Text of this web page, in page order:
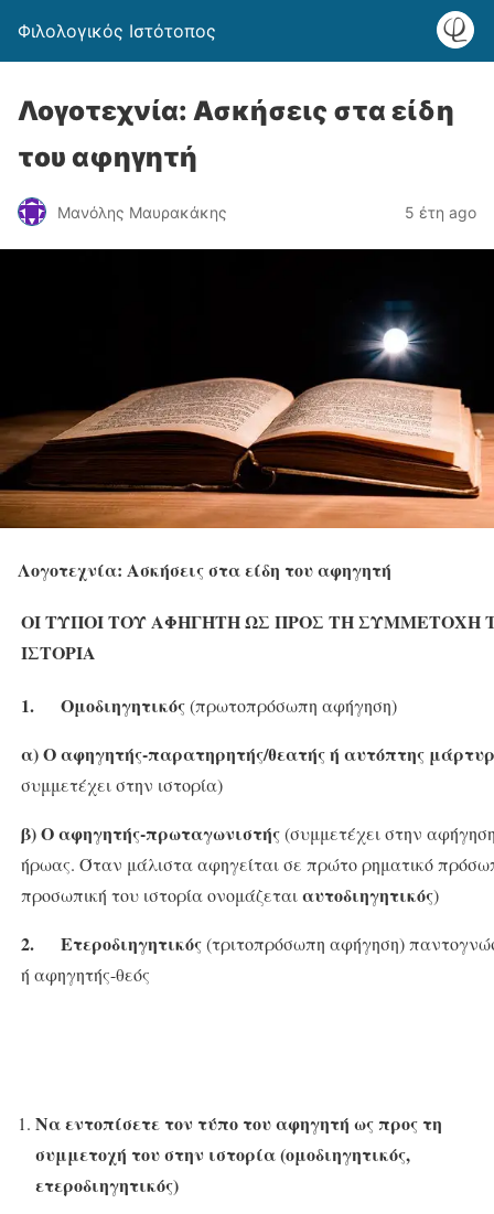
Φιλολογικός Ιστότοπος
Λογοτεχνία: Ασκήσεις στα είδη
του αφηγητή
Μανόλης Μαυρακάκης 5 έτη ago
Λογοτεχνία: Ασκήσεις στα είδη του αφηγητή
ΟΙ ΤΥΠΟΙ ΤΟΥ ΑΦΗΓΗΤΗ ΩΣ ΠΡΟΣ ΤΗ ΣΥΜΜΕΤΟΧΗ
ΙΣΤΟΡΙΑ
1. Ομοδιηγητικός(πρωτοπρόσωπη αφήγηση)
α)Ο αφηγητής-παρατηρητής/θεατής ή αυτόπτης
συμμετέχει στην ιστορία)
β) Ο αφηγητής-πρωταγωνιστής(συμμετέχει στην
ήρωας. Όταν μάλιστα αφηγείται σε πρώτο ρηματικό
προσωπική του ιστορία ονομάζεταιαυτοδιηγητικός)
2. Ετεροδιηγητικός(τριτοπρόσωπη αφήγηση)
ή αφηγητής-θεός
Να εντοπίσετε τον τύπο του αφηγητή ως προς τη
συμμετοχή του στην ιστορία (ομοδιηγητικός,
ετεροδιηγητικός)